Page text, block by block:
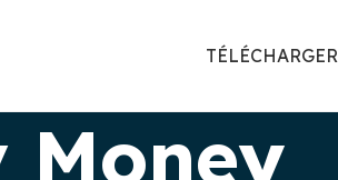
TÉLÉCHARGER